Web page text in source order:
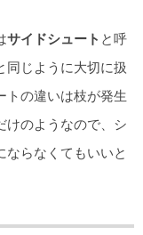
サイドシュート と呼
同じように大切に扱
トの違いは枝が発生
けのようなので、シ
ならなくてもいいと